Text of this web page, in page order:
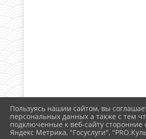
Пользуясь нашим сайтом, вы
персональных данных а также с тем
подключенные к веб-сайту сторонние
Яндекс Метрика, "Госуслуги",